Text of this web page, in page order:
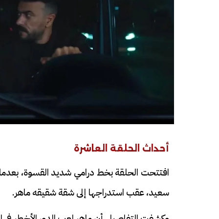
أحداث الحلقة العاشرة
افتتحت الحلقة بخط درامي شديد القسوة،
سعيد، عقب استدراجها إلى شقة شقيقه ماهر.
الوداع الأخير.. دفن جثامين الضحايا
افتتاح أكبر
مليون جنيه